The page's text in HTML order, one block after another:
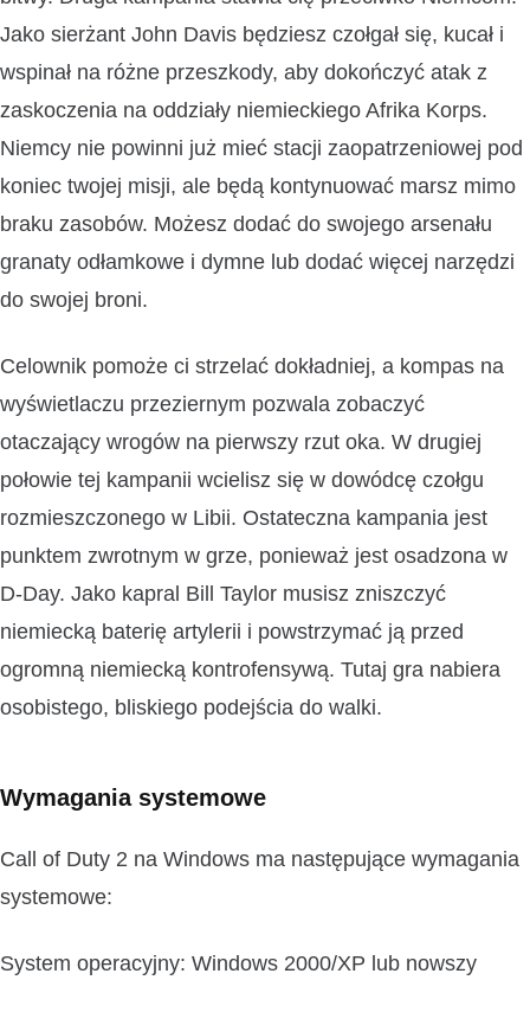
Jako sierżant John Davis będziesz czołgał się, kucał i
wspinał na różne przeszkody, aby dokończyć atak z
zaskoczenia na oddziały niemieckiego Afrika Korps.
Niemcy nie powinni już mieć stacji zaopatrzeniowej pod
koniec twojej misji, ale będą kontynuować marsz mimo
braku zasobów. Możesz dodać do swojego arsenału
granaty odłamkowe i dymne lub dodać więcej narzędzi
do swojej broni.
Celownik pomoże ci strzelać dokładniej, a kompas na
wyświetlaczu przeziernym pozwala zobaczyć
otaczający wrogów na pierwszy rzut oka. W drugiej
połowie tej kampanii wcielisz się w dowódcę czołgu
rozmieszczonego w Libii. Ostateczna kampania jest
punktem zwrotnym w grze, ponieważ jest osadzona w
D-Day. Jako kapral Bill Taylor musisz zniszczyć
niemiecką baterię artylerii i powstrzymać ją przed
ogromną niemiecką kontrofensywą. Tutaj gra nabiera
osobistego, bliskiego podejścia do walki.
Wymagania systemowe
Call of Duty 2 na Windows ma następujące wymagania
systemowe:
System operacyjny: Windows 2000/XP lub nowszy